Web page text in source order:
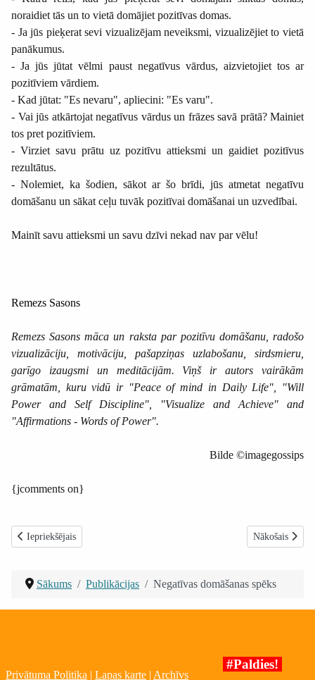
noraidiet tās un to vietā domājiet pozitīvas domas.
- Ja jūs pieķerat sevi vizualizējam neveiksmi, vizualizējiet to vietā
panākumus.
- Ja jūs jūtat vēlmi paust negatīvus vārdus, aizvietojiet tos ar
pozitīviem vārdiem.
- Kad jūtat: "Es nevaru", apliecini: "Es varu".
- Vai jūs atkārtojat negatīvus vārdus un frāzes savā prātā? Mainiet
tos pret pozitīviem.
- Virziet savu prātu uz pozitīvu attieksmi un gaidiet pozitīvus
rezultātus.
- Nolemiet, ka šodien, sākot ar šo brīdi, jūs atmetat negatīvu
domāšanu un sākat ceļu tuvāk pozitīvai domāšanai un uzvedībai.
Mainīt savu attieksmi un savu dzīvi nekad nav par vēlu!
Remezs Sasons
Remezs Sasons māca un raksta par pozitīvu domāšanu, radošo
vizualizāciju, motivāciju, pašapziņas uzlabošanu, sirdsmieru,
garīgo izaugsmi un meditācijām. Viņš ir autors vairākām
grāmatām, kuru vidū ir "Peace of mind in Daily Life", "Will
Power and Self Discipline", "Visualize and Achieve" and
"Affirmations - Words of Power".
Bilde ©imagegossips
{jcomments on}
Iepriekšējais raksts: Kalnu un ezera ainava Augstajos Tatros 1640m
Iepriekšējais Nākamais
Nākošais
Sākums Publikācijas Negatīvas domāšanas spēks
Privātuma Politika | Lapas karte | Archīvs
#Paldies!